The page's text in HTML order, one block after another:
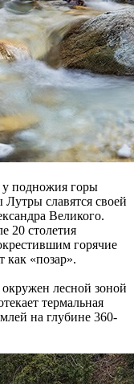
у подножия горы
славятся своей
Великого.
20 столетия
горячие
как «позар».
лесной зоной
термальная
на глубине 360-